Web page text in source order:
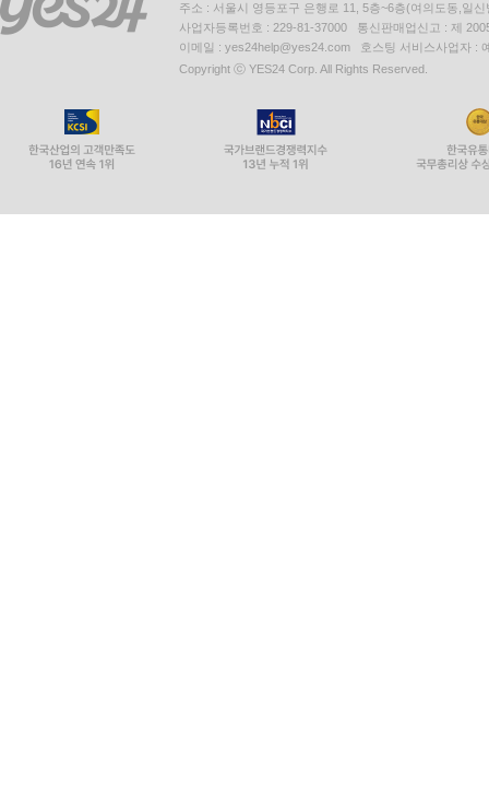
주소 : 서울시 영등포구 은행로 11, 5층~6층(여의도동,일신
사업자등록번호 : 229-81-37000 통신판매업신고 : 제
이메일 : yes24help@yes24.com 호스팅 서비스사업자 :
Copyright ⓒ YES24 Corp. All Rights Reserved.